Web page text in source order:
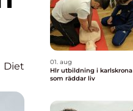
Diet
01. aug
Hlr utbildning i karlskrona kunskap
som räddar liv